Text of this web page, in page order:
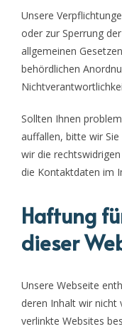
Unsere
oder zur Sperrung
allgemeinen
behördlichen
Sollten Ihnen
auffallen, bitte wir
wir die
die Kontaktdaten im
Haftung
dieser
Unsere Webseite
deren Inhalt wir
verlinkte Websites